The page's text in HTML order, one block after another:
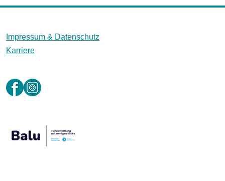
Impressum & Datenschutz
Karriere